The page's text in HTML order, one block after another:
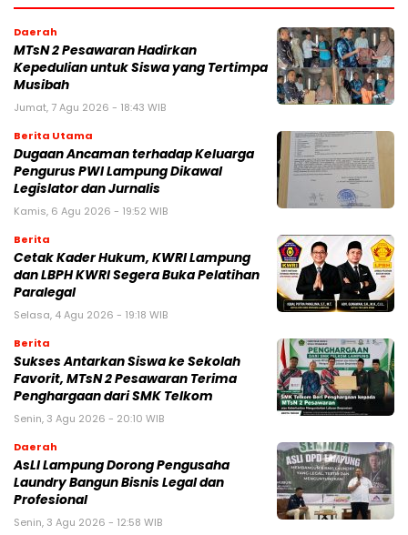
Daerah
MTsN 2 Pesawaran Hadirkan
Kepedulian untuk Siswa yang Tertimpa
Musibah
Jumat, 7 Agu 2026 - 18:43 WIB
Berita Utama
Dugaan Ancaman terhadap Keluarga
Pengurus PWI Lampung Dikawal
Legislator dan Jurnalis
Kamis, 6 Agu 2026 - 19:52 WIB
Berita
Cetak Kader Hukum, KWRI Lampung
dan LBPH KWRI Segera Buka Pelatihan
Paralegal
Selasa, 4 Agu 2026 - 19:18 WIB
Berita
Sukses Antarkan Siswa ke Sekolah
Favorit, MTsN 2 Pesawaran Terima
Penghargaan dari SMK Telkom
Senin, 3 Agu 2026 - 20:10 WIB
Daerah
AsLI Lampung Dorong Pengusaha
Laundry Bangun Bisnis Legal dan
Profesional
Senin, 3 Agu 2026 - 12:58 WIB